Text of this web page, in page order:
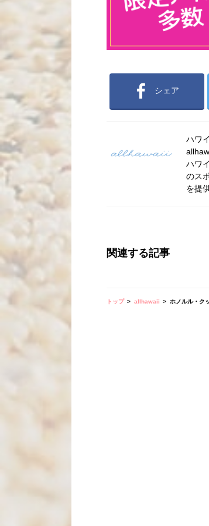
シェア
ハワ
ハワ
のス
を提
関連する記事
トップ allhawaii ホノルル・ク